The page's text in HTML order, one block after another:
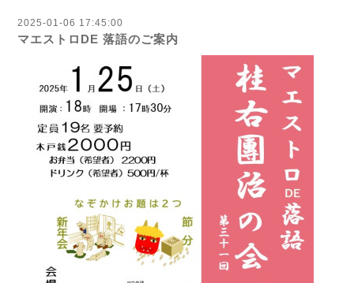
2025-01-06 17:45:00
マエストロDE 落語のご案内